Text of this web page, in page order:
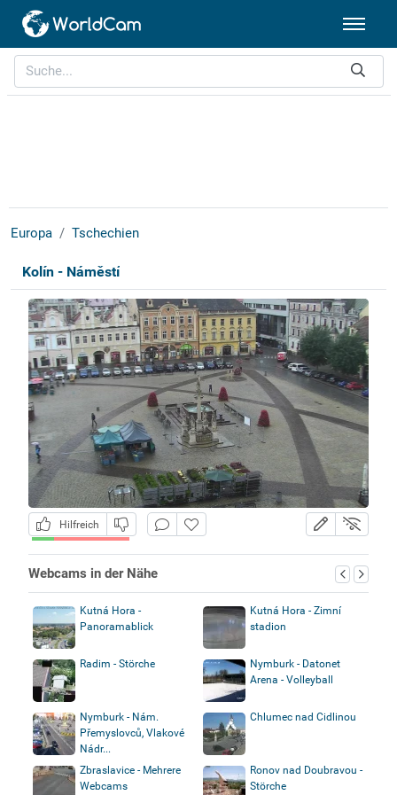
Europa Tschechien
Kolín - Náměstí
Hilfreich
Webcams in der Nähe
Kutná Hora -
Panoramablick
Kutná Hora - Zimní
stadion
Radim - Störche
Nymburk - Datonet
Arena - Volleyball
Nymburk - Nám.
Přemyslovců, Vlakové
Nádr...
Chlumec nad Cidlinou
Zbraslavice - Mehrere
Webcams
Ronov nad Doubravou -
Störche